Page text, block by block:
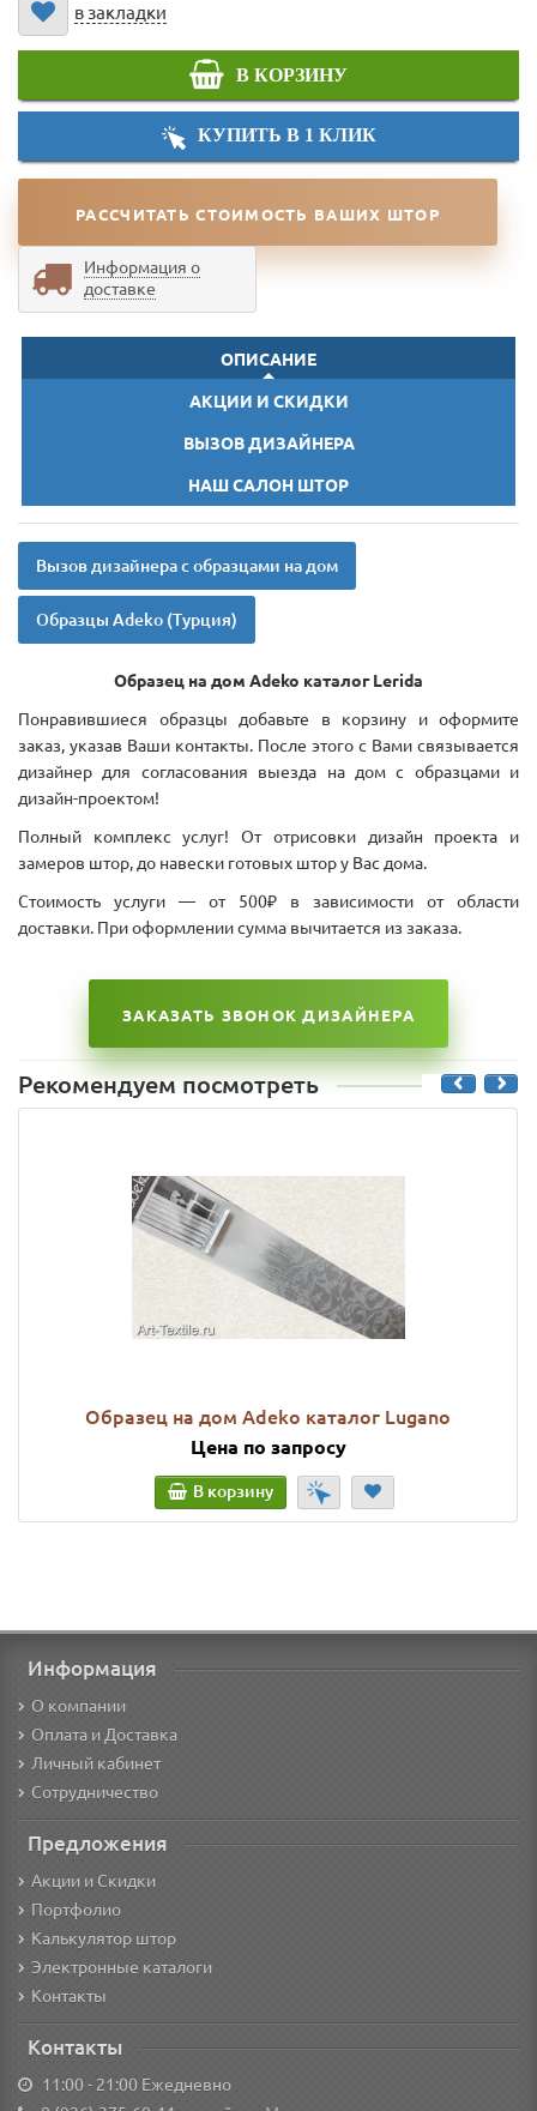
в закладки
В КОРЗИНУ
КУПИТЬ В 1 КЛИК
РАССЧИТАТЬ СТОИМОСТЬ ВАШИХ ШТОР
Информация о
доставке
ОПИСАНИЕ
АКЦИИ И СКИДКИ
ВЫЗОВ ДИЗАЙНЕРА
НАШ САЛОН ШТОР
Вызов дизайнера с образцами на дом
Образцы Adeko (Турция)
Образец на дом Adeko каталогLerida
Понравившиеся образцы добавьте в корзину и оформите
заказ, указав Ваши контакты. После этого с Вами связывается
дизайнер для согласования выезда на дом с образцами и
дизайн-проектом!
Полный комплекс услуг! От отрисовки дизайн проекта и
замеров штор, до навески готовых штор у Вас дома.
Стоимость услуги — от 500₽ в зависимости от области
доставки. При оформлении сумма вычитается из заказа.
ЗАКАЗАТЬ ЗВОНОК ДИЗАЙНЕРА
Рекомендуем посмотреть
Образец на дом Adeko каталог Lugano
Цена по запросу
В корзину
Информация
О компании
Оплата и Доставка
Личный кабинет
Сотрудничество
Предложения
Акции и Скидки
Портфолио
Калькулятор штор
Электронные каталоги
Контакты
Контакты
11:00 - 21:00 Ежедневно